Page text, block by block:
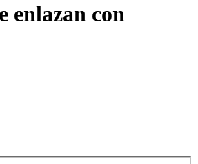
enlazan con